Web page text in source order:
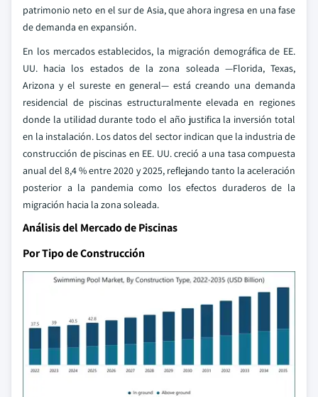
patrimonio neto en el sur de Asia, que ahora ingresa en una fase
de demanda en expansión.
En los mercados establecidos, la migración demográfica de EE.
UU. hacia los estados de la zona soleada —Florida, Texas,
Arizona y el sureste en general— está creando una demanda
residencial de piscinas estructuralmente elevada en regiones
donde la utilidad durante todo el año justifica la inversión total
en la instalación. Los datos del sector indican que la industria de
construcción de piscinas en EE. UU. creció a una tasa compuesta
anual del 8,4 % entre 2020 y 2025, reflejando tanto la aceleración
posterior a la pandemia como los efectos duraderos de la
migración hacia la zona soleada.
Análisis del Mercado de Piscinas
Por Tipo de Construcción